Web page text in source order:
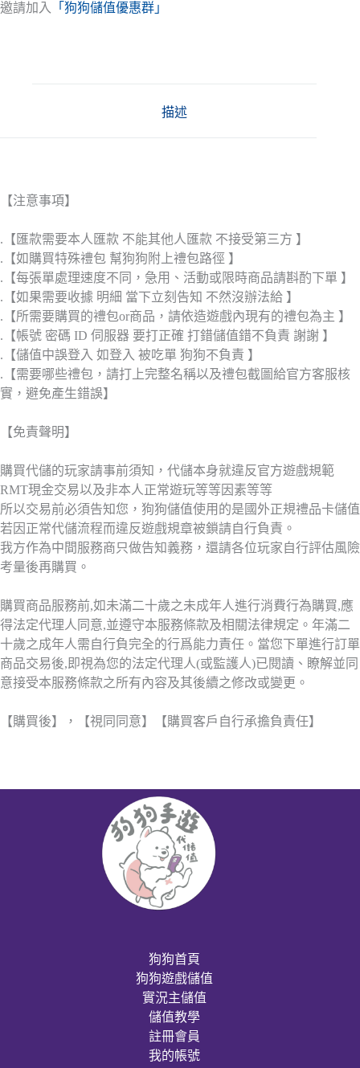
邀請加入 「狗狗儲值優惠群」
描述
【注意事項】
.【匯款需要本人匯款 不能其他人匯款 不接受第三方 】
.【如購買特殊禮包 幫狗狗附上禮包路徑 】
.【每張單處理速度不同，急用、活動或限時商品請斟酌下單 】
.【如果需要收據 明細 當下立刻告知 不然沒辦法給 】
.【所需要購買的禮包or商品，請依造遊戲內現有的禮包為主 】
.【帳號 密碼 ID 伺服器 要打正確 打錯儲值錯不負責 謝謝 】
.【儲值中誤登入 如登入 被吃單 狗狗不負責 】
.【需要哪些禮包，請打上完整名稱以及禮包截圖給官方客服核
實，避免產生錯誤】
【免責聲明】
購買代儲的玩家請事前須知，代儲本身就違反官方遊戲規範
RMT現金交易以及非本人正常遊玩等等因素等等
所以交易前必須告知您，狗狗儲值使用的是國外正規禮品卡儲值
若因正常代儲流程而違反遊戲規章被鎖請自行負責。
我方作為中間服務商只做告知義務，還請各位玩家自行評估風險
考量後再購買。
購買商品服務前,如未滿二十歲之未成年人進行消費行為購買,應
得法定代理人同意,並遵守本服務條款及相關法律規定。年滿二
十歲之成年人需自行負完全的行爲能力責任。當您下單進行訂單
商品交易後,即視為您的法定代理人(或監護人)已閱讀、瞭解並同
意接受本服務條款之所有內容及其後續之修改或變更。
【購買後】，【視同同意】【購買客戶自行承擔負責任】
狗狗首頁
狗狗遊戲儲值
實況主儲值
儲值教學
註冊會員
我的帳號